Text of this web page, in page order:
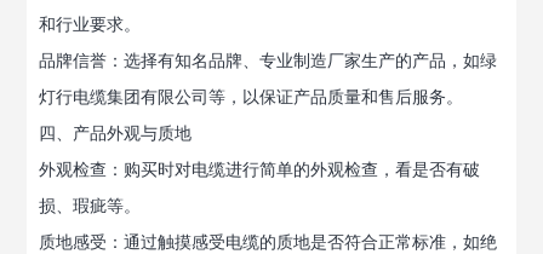
和行业要求。
品牌信誉：选择有知名品牌、专业制造厂家生产的产品，如绿
灯行电缆集团有限公司等，以保证产品质量和售后服务。
四、产品外观与质地
外观检查：购买时对电缆进行简单的外观检查，看是否有破
损、瑕疵等。
质地感受：通过触摸感受电缆的质地是否符合正常标准，如绝